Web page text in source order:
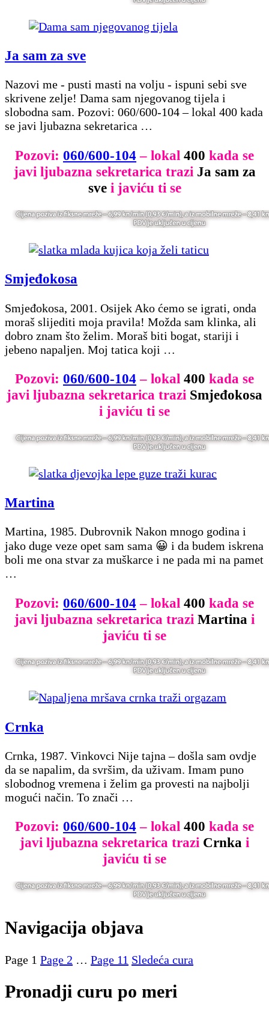
Ja sam za sve
Nazovi me - pusti masti na volju - ispuni sebi sve
skrivene zelje! Dama sam njegovanog tijela i
slobodna sam. Pozovi: 060/600-104 – lokal 400 kada
se javi ljubazna sekretarica …
Pozovi: 060/600-104 – lokal 400 kada se
javi ljubazna sekretarica trazi Ja sam za
svei javiću ti se
Smjeđokosa
Smjeđokosa, 2001. Osijek Ako ćemo se igrati, onda
moraš slijediti moja pravila! Možda sam klinka, ali
dobro znam što želim. Moraš biti bogat, stariji i
jebeno napaljen. Moj tatica koji …
Pozovi: 060/600-104 – lokal 400 kada se
javi ljubazna sekretarica trazi Smjeđokosa
i javiću ti se
Martina
Martina, 1985. Dubrovnik Nakon mnogo godina i
jako duge veze opet sam sama 😀 i da budem iskrena
boli me ona stvar za muškarce i ne pada mi na pamet
…
Pozovi: 060/600-104 – lokal 400 kada se
javi ljubazna sekretarica trazi Martina i
javiću ti se
Crnka
Crnka, 1987. Vinkovci Nije tajna – došla sam ovdje
da se napalim, da svršim, da uživam. Imam puno
slobodnog vremena i želim ga provesti na najbolji
mogući način. To znači …
Pozovi: 060/600-104 – lokal 400 kada se
javi ljubazna sekretarica trazi Crnka i
javiću ti se
Navigacija objava
Page 1 Page 2 … Page 11 Sledeća cura
Pronadji curu po meri